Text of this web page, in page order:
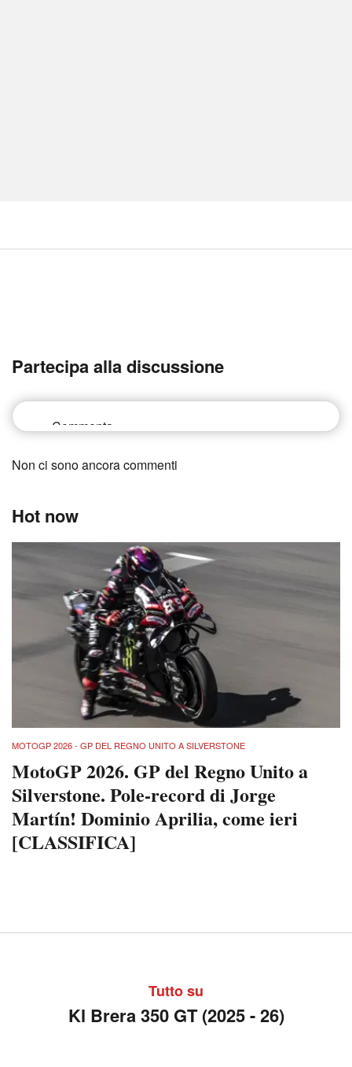
Partecipa alla discussione
Non ci sono ancora commenti
Hot now
MOTOGP 2026 - GP DEL REGNO UNITO A SILVERSTONE
MotoGP 2026. GP del Regno Unito a
Silverstone. Pole-record di Jorge
Martín! Dominio Aprilia, come ieri
[CLASSIFICA]
Tutto su
Kl Brera 350 GT (2025 - 26)